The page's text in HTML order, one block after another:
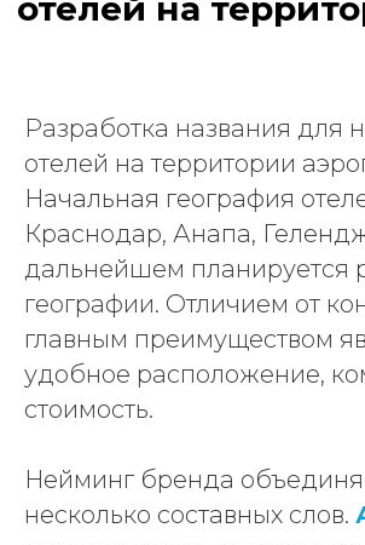
Разработка названия для
отелей на территории
Начальная география
Краснодар, Анапа,
дальнейшем планируется
географии. Отличием от
главным преимуществом
удобное расположение,
стоимость.
Нейминг бренда
несколько составных слов.